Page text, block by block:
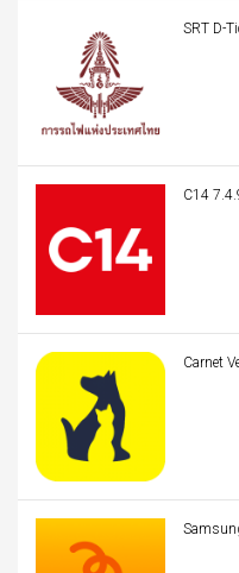
SRT D-
Carnet